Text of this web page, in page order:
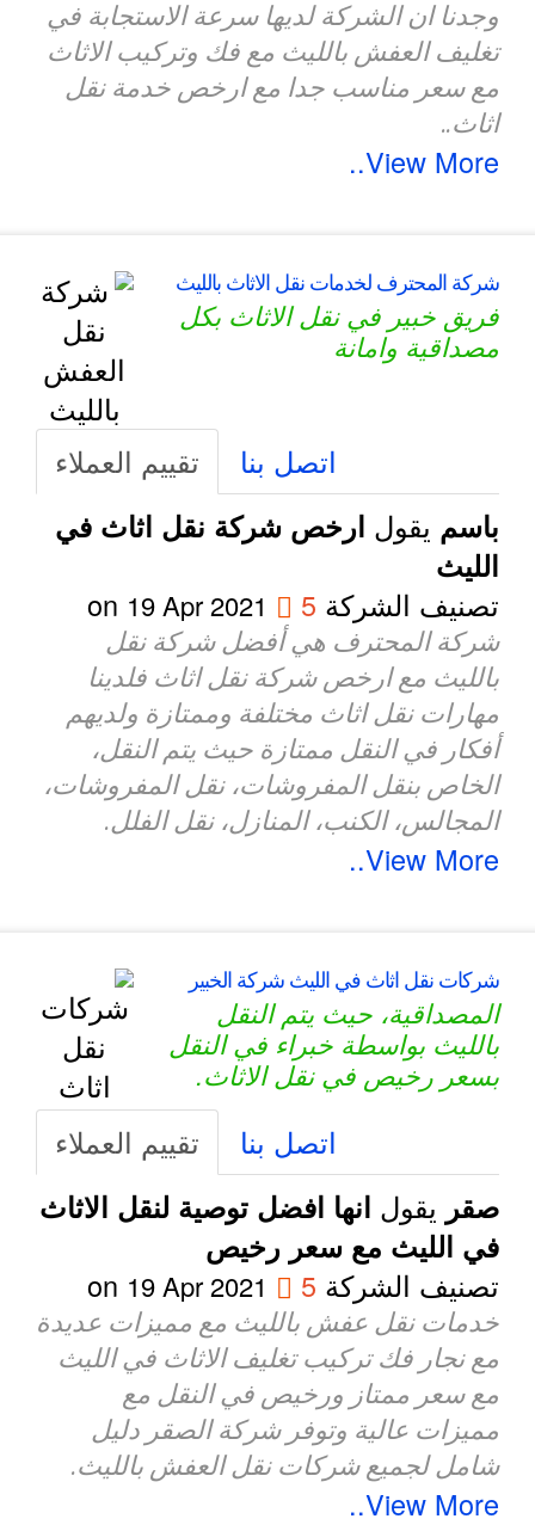
وجدنا ان الشركة لديها سرعة الاستجابة في
تغليف العفش بالليث مع فك وتركيب الاثاث
مع سعر مناسب جدا مع ارخص خدمة نقل
اثاث..
View More..
شركة المحترف لخدمات نقل الاثاث بالليث
فريق خبير في نقل الاثاث بكل
مصداقية وامانة
تقييم العملاء اتصل بنا
باسميقولارخص شركة نقل اثاث في
الليث
تصنيف الشركة5
on
19 Apr 2021
شركة المحترف هي أفضل شركة نقل
بالليث مع ارخص شركة نقل اثاث فلدينا
مهارات نقل اثاث مختلفة وممتازة ولديهم
أفكار في النقل ممتازة حيث يتم النقل،
الخاص بنقل المفروشات، نقل المفروشات،
المجالس، الكنب، المنازل، نقل الفلل.
View More..
شركات نقل اثاث في الليث شركة الخبير
المصداقية، حيث يتم النقل
بالليث بواسطة خبراء في النقل
بسعر رخيص في نقل الاثاث.
تقييم العملاء اتصل بنا
صقريقولانها افضل توصية لنقل الاثاث
في الليث مع سعر رخيص
تصنيف الشركة5
on
19 Apr 2021
خدمات نقل عفش بالليث مع مميزات عديدة
مع نجار فك تركيب تغليف الاثاث في الليث
مع سعر ممتاز ورخيص في النقل مع
مميزات عالية وتوفر شركة الصقر دليل
شامل لجميع شركات نقل العفش بالليث.
View More..